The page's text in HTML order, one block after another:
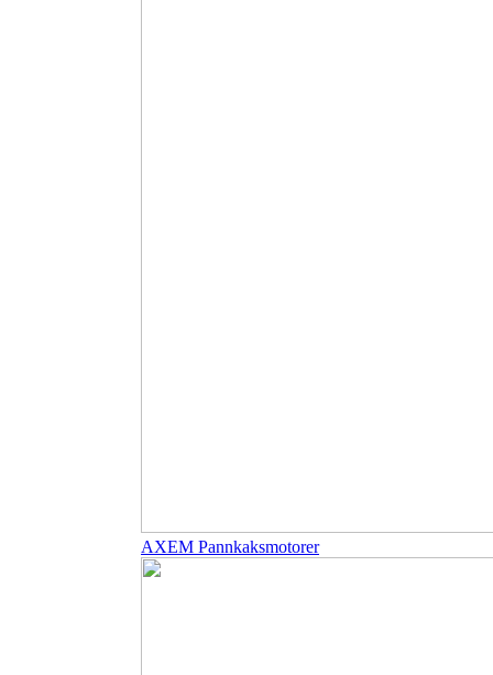
AXEM Pannkaksmotorer